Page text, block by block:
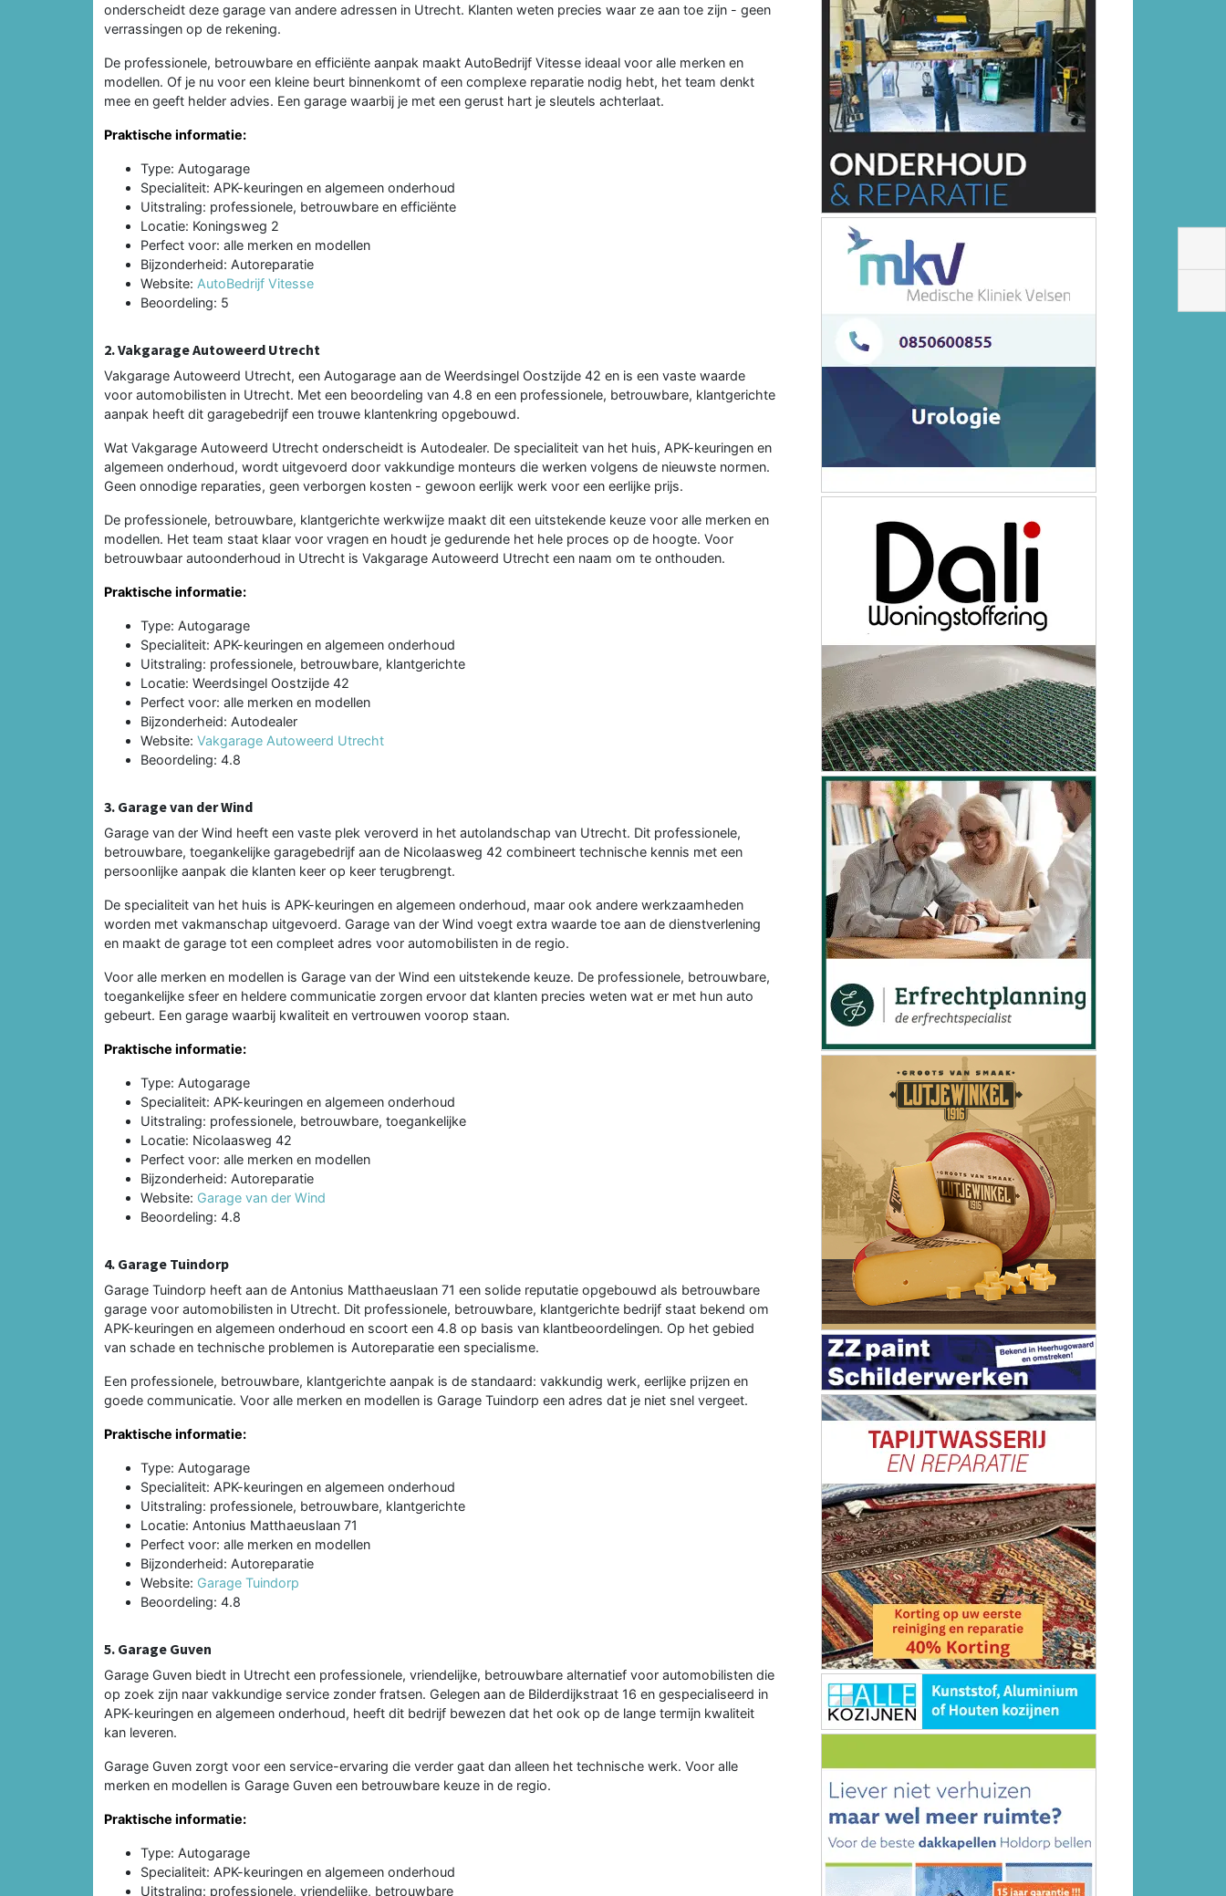
onderscheidt deze garage van andere adressen in Utrecht. Klanten weten precies waar ze aan toe zijn - geen
verrassingen op de rekening.
De professionele, betrouwbare en efficiënte aanpak maakt AutoBedrijf Vitesse ideaal voor alle merken en
modellen. Of je nu voor een kleine beurt binnenkomt of een complexe reparatie nodig hebt, het team denkt
mee en geeft helder advies. Een garage waarbij je met een gerust hart je sleutels achterlaat.
Praktische informatie:
Type: Autogarage
Specialiteit: APK-keuringen en algemeen onderhoud
Uitstraling: professionele, betrouwbare en efficiënte
Locatie: Koningsweg 2
Perfect voor: alle merken en modellen
Bijzonderheid: Autoreparatie
Website: AutoBedrijf Vitesse
Beoordeling: 5
2. Vakgarage Autoweerd Utrecht
Vakgarage Autoweerd Utrecht, een Autogarage aan de Weerdsingel Oostzijde 42 en is een vaste waarde
voor automobilisten in Utrecht. Met een beoordeling van 4.8 en een professionele, betrouwbare, klantgerichte
aanpak heeft dit garagebedrijf een trouwe klantenkring opgebouwd.
Wat Vakgarage Autoweerd Utrecht onderscheidt is Autodealer. De specialiteit van het huis, APK-keuringen en
algemeen onderhoud, wordt uitgevoerd door vakkundige monteurs die werken volgens de nieuwste normen.
Geen onnodige reparaties, geen verborgen kosten - gewoon eerlijk werk voor een eerlijke prijs.
De professionele, betrouwbare, klantgerichte werkwijze maakt dit een uitstekende keuze voor alle merken en
modellen. Het team staat klaar voor vragen en houdt je gedurende het hele proces op de hoogte. Voor
betrouwbaar autoonderhoud in Utrecht is Vakgarage Autoweerd Utrecht een naam om te onthouden.
Praktische informatie:
Type: Autogarage
Specialiteit: APK-keuringen en algemeen onderhoud
Uitstraling: professionele, betrouwbare, klantgerichte
Locatie: Weerdsingel Oostzijde 42
Perfect voor: alle merken en modellen
Bijzonderheid: Autodealer
Website: Vakgarage Autoweerd Utrecht
Beoordeling: 4.8
3. Garage van der Wind
Garage van der Wind heeft een vaste plek veroverd in het autolandschap van Utrecht. Dit professionele,
betrouwbare, toegankelijke garagebedrijf aan de Nicolaasweg 42 combineert technische kennis met een
persoonlijke aanpak die klanten keer op keer terugbrengt.
De specialiteit van het huis is APK-keuringen en algemeen onderhoud, maar ook andere werkzaamheden
worden met vakmanschap uitgevoerd. Garage van der Wind voegt extra waarde toe aan de dienstverlening
en maakt de garage tot een compleet adres voor automobilisten in de regio.
Voor alle merken en modellen is Garage van der Wind een uitstekende keuze. De professionele, betrouwbare,
toegankelijke sfeer en heldere communicatie zorgen ervoor dat klanten precies weten wat er met hun auto
gebeurt. Een garage waarbij kwaliteit en vertrouwen voorop staan.
Praktische informatie:
Type: Autogarage
Specialiteit: APK-keuringen en algemeen onderhoud
Uitstraling: professionele, betrouwbare, toegankelijke
Locatie: Nicolaasweg 42
Perfect voor: alle merken en modellen
Bijzonderheid: Autoreparatie
Website: Garage van der Wind
Beoordeling: 4.8
4. Garage Tuindorp
Garage Tuindorp heeft aan de Antonius Matthaeuslaan 71 een solide reputatie opgebouwd als betrouwbare
garage voor automobilisten in Utrecht. Dit professionele, betrouwbare, klantgerichte bedrijf staat bekend om
APK-keuringen en algemeen onderhoud en scoort een 4.8 op basis van klantbeoordelingen. Op het gebied
van schade en technische problemen is Autoreparatie een specialisme.
Een professionele, betrouwbare, klantgerichte aanpak is de standaard: vakkundig werk, eerlijke prijzen en
goede communicatie. Voor alle merken en modellen is Garage Tuindorp een adres dat je niet snel vergeet.
Praktische informatie:
Type: Autogarage
Specialiteit: APK-keuringen en algemeen onderhoud
Uitstraling: professionele, betrouwbare, klantgerichte
Locatie: Antonius Matthaeuslaan 71
Perfect voor: alle merken en modellen
Bijzonderheid: Autoreparatie
Website: Garage Tuindorp
Beoordeling: 4.8
5. Garage Guven
Garage Guven biedt in Utrecht een professionele, vriendelijke, betrouwbare alternatief voor automobilisten die
op zoek zijn naar vakkundige service zonder fratsen. Gelegen aan de Bilderdijkstraat 16 en gespecialiseerd in
APK-keuringen en algemeen onderhoud, heeft dit bedrijf bewezen dat het ook op de lange termijn kwaliteit
kan leveren.
Garage Guven zorgt voor een service-ervaring die verder gaat dan alleen het technische werk. Voor alle
merken en modellen is Garage Guven een betrouwbare keuze in de regio.
Praktische informatie:
Type: Autogarage
Specialiteit: APK-keuringen en algemeen onderhoud
Uitstraling: professionele, vriendelijke, betrouwbare